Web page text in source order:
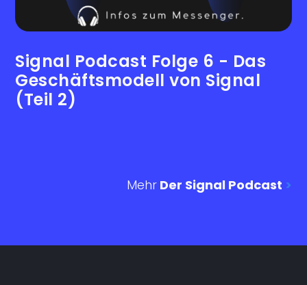
Signal Podcast Folge 6 - Das
Geschäftsmodell von Signal
(Teil 2)
MehrDer Signal Podcast >